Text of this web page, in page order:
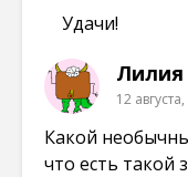
Удачи!
Лилия
12
Какой
что есть такой